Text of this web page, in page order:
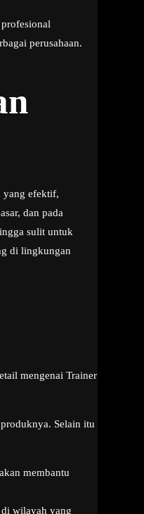
perusahaan.
yang efektif,
dan pada
sulit untuk
di lingkungan
mengenai Trainer
Selain itu
membantu
wilayah yang